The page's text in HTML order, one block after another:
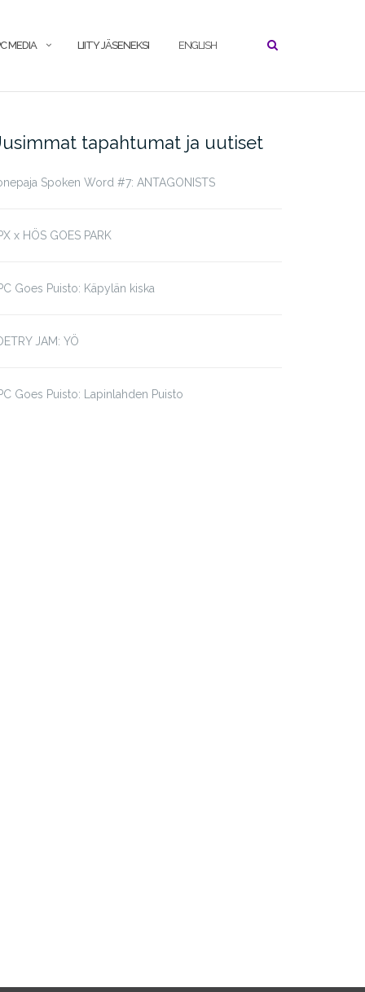
MEDIA LIITY JÄSENEKSI ENGLISH
tapahtumat ja uutiset
Spoken Word #7: ANTAGONISTS
x HÖS GOES PARK
Goes Puisto: Käpylän kiska
JAM: YÖ
Goes Puisto: Lapinlahden Puisto